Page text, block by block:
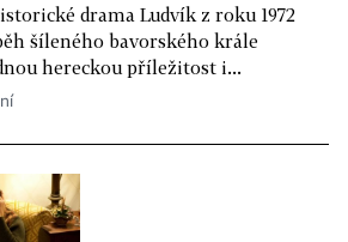
drama Ludvík z roku 1972
šíleného bavorského krále
hereckou příležitost i...